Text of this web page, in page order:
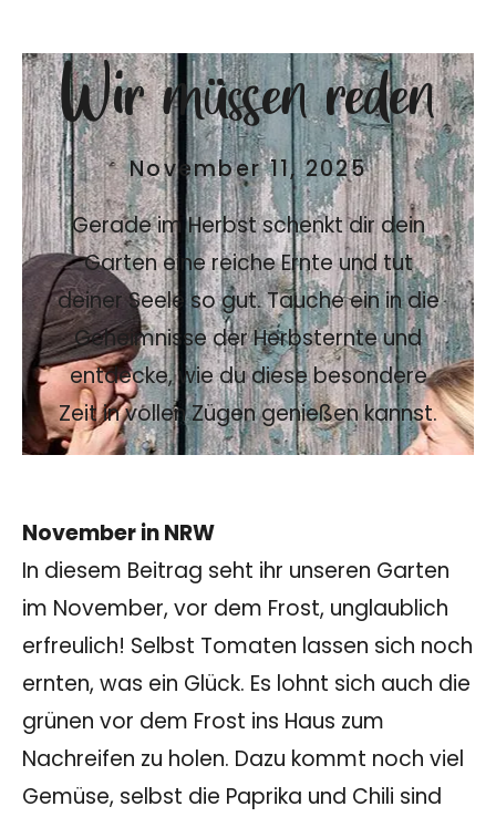
Wir müssen reden
November 11, 2025
Gerade im Herbst schenkt dir dein
Garten eine reiche Ernte und tut
deiner Seele so gut. Tauche ein in die
Geheimnisse der Herbsternte und
entdecke, wie du diese besondere
Zeit in vollen Zügen genießen kannst.
November in NRW
In diesem Beitrag seht ihr unseren Garten
im November, vor dem Frost, unglaublich
erfreulich! Selbst Tomaten lassen sich noch
ernten, was ein Glück. Es lohnt sich auch die
grünen vor dem Frost ins Haus zum
Nachreifen zu holen. Dazu kommt noch viel
Gemüse, selbst die Paprika und Chili sind